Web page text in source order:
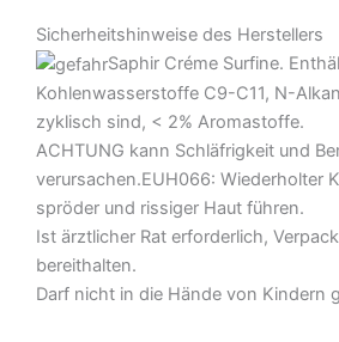
Sicherheitshinweise des Herstellers
Saphir Créme Surfine.
Kohlenwasserstoffe C9-C11, N-
zyklisch sind, < 2% Aromastoffe.
ACHTUNG kann Schläfrigkeit und
verursachen.EUH066: Wiederholter
spröder und rissiger Haut führen.
Ist ärztlicher Rat erforderlich,
bereithalten.
Darf nicht in die Hände von Kindern